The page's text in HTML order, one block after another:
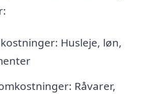
Husleje, løn,
Råvarer,